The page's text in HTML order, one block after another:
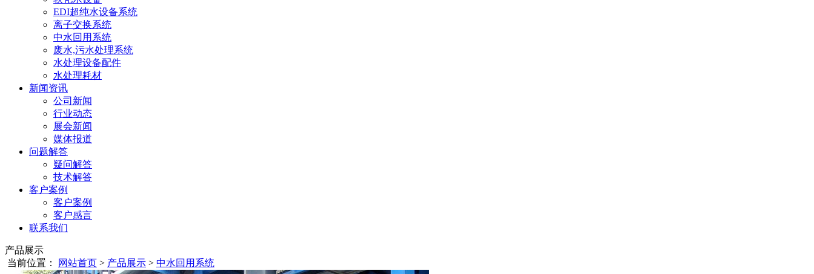
EDI超纯水设备系统
离子交换系统
中水回用系统
废水,污水处理系统
水处理设备配件
水处理耗材
新闻资讯
公司新闻
行业动态
展会新闻
媒体报道
问题解答
疑问解答
技术解答
客户案例
客户案例
客户感言
联系我们
产品展示
当前位置：
网站首页 > 产品展示 > 中水回用系统